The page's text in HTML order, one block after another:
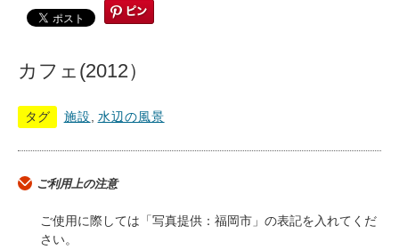
カフェ(2012）
タグ 施設 水辺の風景
ご利用上の注意
ご使用に際しては「写真提供：福岡市」の表記を入れてくだ
さい。